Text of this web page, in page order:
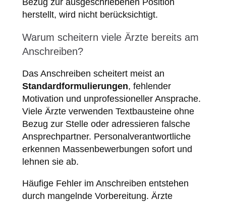
Bezug zur ausgeschriebenen Position
herstellt, wird nicht berücksichtigt.
Warum scheitern viele Ärzte bereits am
Anschreiben?
Das Anschreiben scheitert meist an
Standardformulierungen, fehlender
Motivation und unprofessioneller Ansprache.
Viele Ärzte verwenden Textbausteine ohne
Bezug zur Stelle oder adressieren falsche
Ansprechpartner. Personalverantwortliche
erkennen Massenbewerbungen sofort und
lehnen sie ab.
Häufige Fehler im Anschreiben entstehen
durch mangelnde Vorbereitung. Ärzte